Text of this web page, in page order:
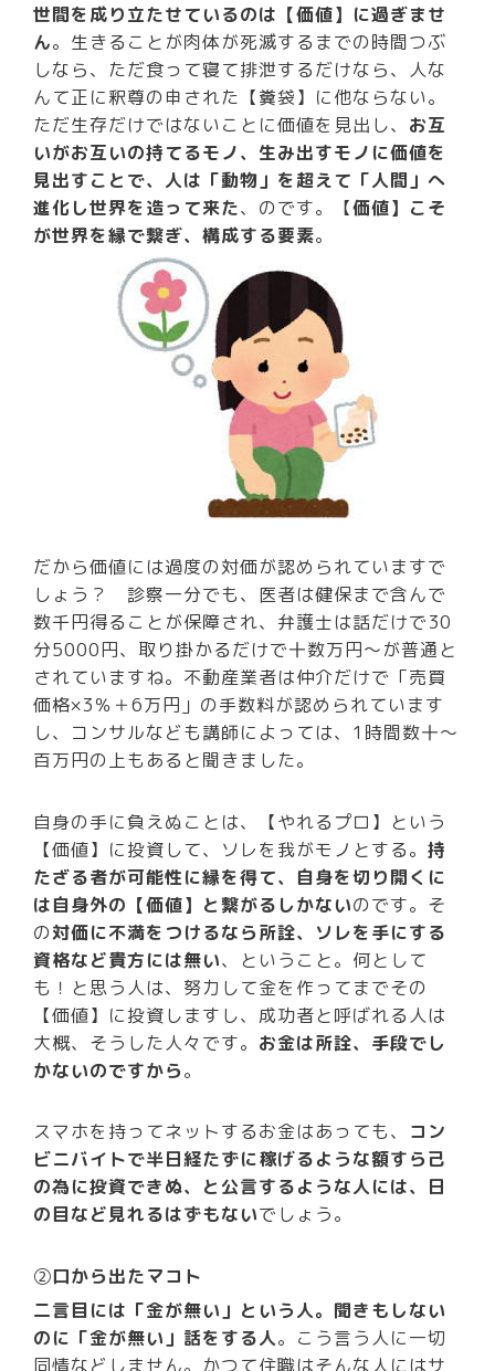
世間を成り立たせているのは【価値】に過ぎませ
ん。生きることが肉体が死滅するまでの時間つぶ
しなら、ただ食って寝て排泄するだけなら、人な
んて正に釈尊の申された【糞袋】に他ならない。
ただ生存だけではないことに価値を見出し、 お互
いがお互いの持てるモノ、生み出すモノに価値を
見出すことで、人は「動物」を超えて「人間」へ
進化し世界を造って来た、のです。【価値】こそ
が世界を縁で繋ぎ、構成する要素。
だから価値には過度の対価が認められていますで
しょう？ 診察一分でも、医者は健保まで含んで
数千円得ることが保障され、弁護士は話だけで30
分5000円、取り掛かるだけで十数万円～が普通と
されていますね。不動産業者は仲介だけで「売買
価格×3％＋6万円」の手数料が認められています
し、コンサルなども講師によっては、1時間数十～
百万円の上もあると聞きました。
自身の手に負えぬことは、【やれるプロ】という
【価値】に投資して、ソレを我がモノとする。持
たざる者が可能性に縁を得て、自身を切り開くに
は自身外の【価値】と繋がるしかないのです。そ
の対価に不満をつけるなら所詮、ソレを手にする
資格など貴方には無い、ということ。何として
も！と思う人は、努力して金を作ってまでその
【価値】に投資しますし、成功者と呼ばれる人は
大概、そうした人々です。 お金は所詮、手段でし
かないのですから。
スマホを持ってネットするお金はあっても、 コン
ビニバイトで半日経たずに稼げるような額すら己
の為に投資できぬ、と公言するような人には、日
の目など見れるはずもないでしょう。
②口から出たマコト
二言目には「金が無い」という人。聞きもしない
のに「金が無い」話をする人。こう言う人に一切
同情などしません。かつて住職はそんな人にはサ